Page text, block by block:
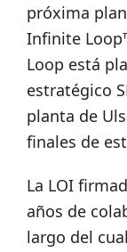
próxima
Infinite
Loop está
estratégico
planta de
finales de
La LOI
años de
largo del